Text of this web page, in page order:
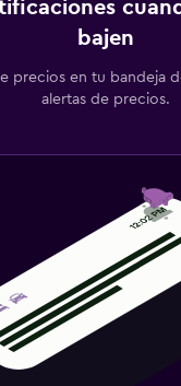
bajen
precios en tu bandeja
alertas de precios.